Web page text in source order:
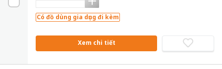
Có đồ dùng gia dụng đi kèm
Xem chi tiết